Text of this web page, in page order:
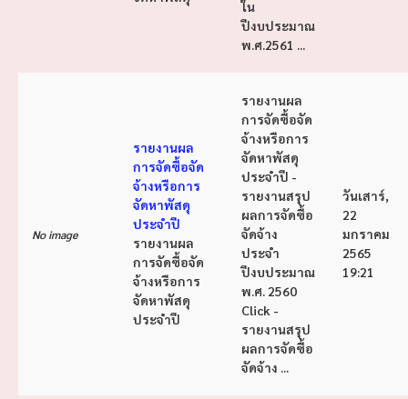
ใน
ปีงบประมาณ
พ.ศ.2561 ...
No image
รายงานผล
การจัดซื้อจัด
จ้างหรือการ
จัดหาพัสดุ
ประจำปี
รายงานผล
การจัดซื้อจัด
จ้างหรือการ
จัดหาพัสดุ
ประจำปี
รายงานผล
การจัดซื้อจัด
จ้างหรือการ
จัดหาพัสดุ
ประจำปี -
รายงานสรุป
ผลการจัดซื้อ
จัดจ้าง
ประจำ
ปีงบประมาณ
พ.ศ. 2560
Click -
รายงานสรุป
ผลการจัดซื้อ
จัดจ้าง ...
วันเสาร์,
22
มกราคม
2565
19:21